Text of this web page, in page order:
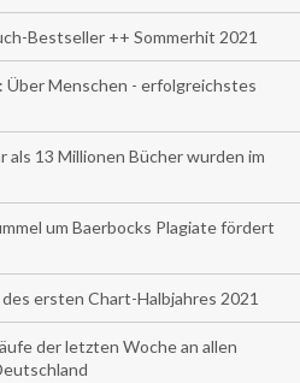
Bestseller ++ Sommerhit 2021
Über Menschen - erfolgreichstes
als 13 Millionen Bücher wurden im
um Baerbocks Plagiate fördert
ersten Chart-Halbjahres 2021
der letzten Woche an allen